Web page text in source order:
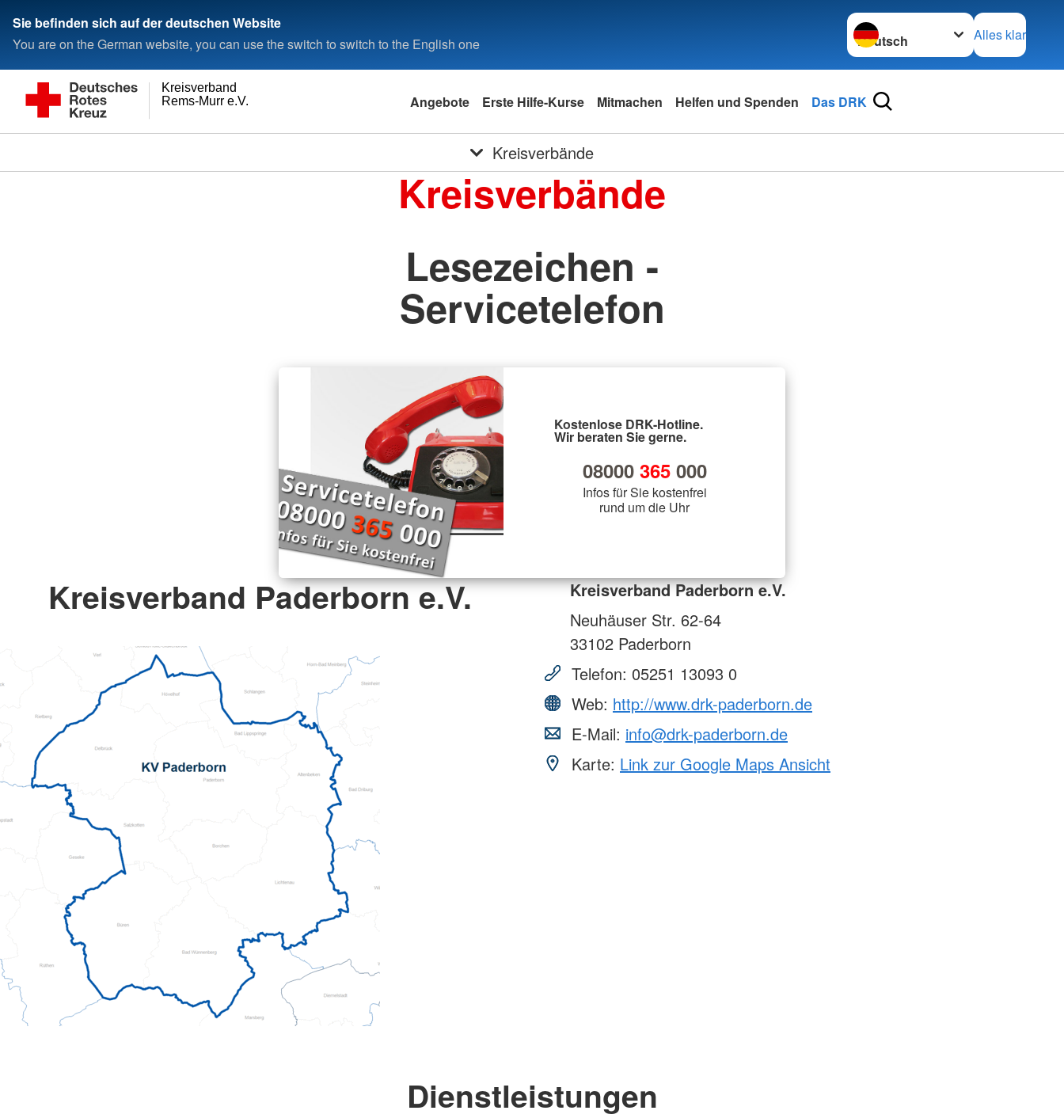
Sie befinden sich auf der deutschen Website
You are on the German website, you can use the switch to switch to the English one
Sprache wechseln zu
Alles klar
Rems-Murr e.V.
Kreisverband
Angebote Erste Hilfe-Kurse Mitmachen Helfen und Spenden Das DRK
Kreisverbände
Kreisverbände
Lesezeichen -
Servicetelefon
Kostenlose DRK-Hotline.
Wir beraten Sie gerne.
08000 365000
Infos für Sie kostenfrei
rund um die Uhr
Kreisverband Paderborn e.V.
Kreisverband Paderborn e.V.
Neuhäuser Str. 62-64
33102 Paderborn
Telefon: 05251 13093 0
Web: http://www.drk-paderborn.de
E-Mail: info@drk-paderborn.de
Karte: Link zur Google Maps Ansicht
Dienstleistungen